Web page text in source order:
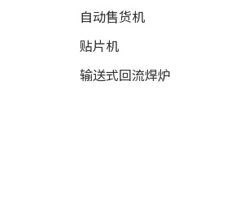
自动售货机
贴片机
输送式回流焊炉